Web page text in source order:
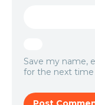
Save my name,
for the next